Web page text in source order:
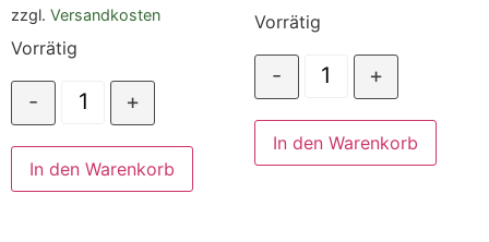
zzgl. Versandkosten
Vorrätig
- +
In den Warenkorb
Vorrätig
- +
In den Warenkorb